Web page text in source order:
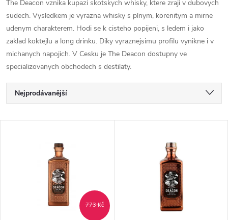
The Deacon vznika kupazi skotskych whisky, ktere zraji v dubovych
sudech. Vysledkem je vyrazna whisky s plnym, korenitym a mirne
udenym charakterem. Hodi se k cisteho popijeni, s ledem i jako
zaklad koktejlu a long drinku. Diky vyraznejsimu profilu vynikne i v
michanych napojich. V Cesku je The Deacon dostupny ve
specializovanych obchodech s destilaty.
Ř
a
Nejprodávanější
773 Kč